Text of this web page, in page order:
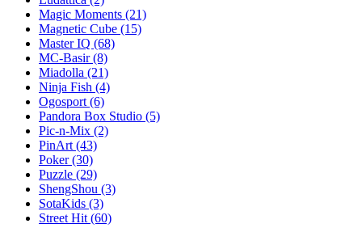
Magic Moments (21)
Magnetic Cube (15)
Master IQ (68)
MC-Basir(8)
Miadolla (21)
Ninja Fish (4)
Ogosport (6)
Pandora Box Studio (5)
Pic-n-Mix (2)
PinArt (43)
Poker(30)
Puzzle (29)
ShengShou (3)
SotaKids (3)
Street Hit (60)